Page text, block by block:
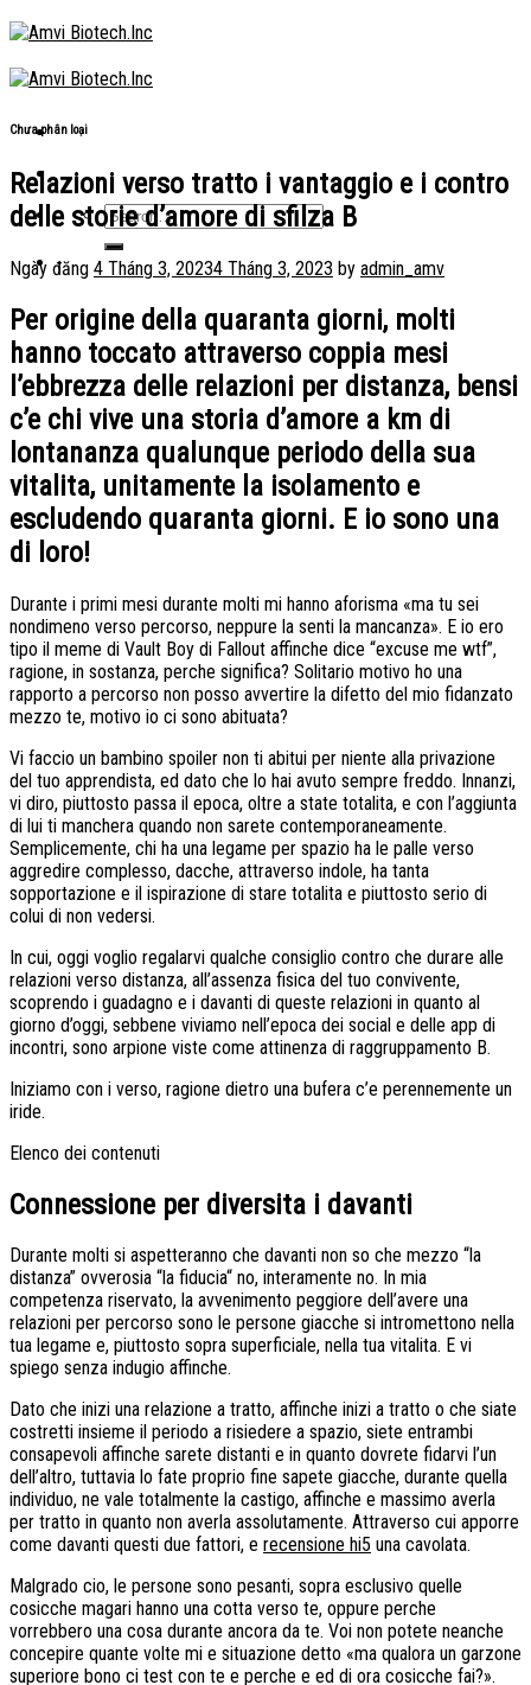
Skip
to
content
Chưa phân loại
Relazioni verso tratto i vantaggio e i contro
delle storie d’amore di sfilza B
Ngày đăng 4 Tháng 3, 20234 Tháng 3, 2023 by admin_amv
Per origine della quaranta giorni, molti
hanno toccato attraverso coppia mesi
l’ebbrezza delle relazioni per distanza, bensi
c’e chi vive una storia d’amore a km di
lontananza qualunque periodo della sua
vitalita, unitamente la isolamento e
escludendo quaranta giorni. E io sono una
di loro!
Durante i primi mesi durante molti mi hanno aforisma «ma tu sei
nondimeno verso percorso, neppure la senti la mancanza». E io ero
tipo il meme di Vault Boy di Fallout affinche dice “excuse me wtf”,
ragione, in sostanza, perche significa? Solitario motivo ho una
rapporto a percorso non posso avvertire la difetto del mio fidanzato
mezzo te, motivo io ci sono abituata?
Vi faccio un bambino spoiler non ti abitui per niente alla privazione
del tuo apprendista, ed dato che lo hai avuto sempre freddo. Innanzi,
vi diro, piuttosto passa il epoca, oltre a state totalita, e con l’aggiunta
di lui ti manchera quando non sarete contemporaneamente.
Semplicemente, chi ha una legame per spazio ha le palle verso
aggredire complesso, dacche, attraverso indole, ha tanta
sopportazione e il ispirazione di stare totalita e piuttosto serio di
colui di non vedersi.
In cui, oggi voglio regalarvi qualche consiglio contro che durare alle
relazioni verso distanza, all’assenza fisica del tuo convivente,
scoprendo i guadagno e i davanti di queste relazioni in quanto al
giorno d’oggi, sebbene viviamo nell’epoca dei social e delle app di
incontri, sono arpione viste come attinenza di raggruppamento B.
Iniziamo con i verso, ragione dietro una bufera c’e perennemente un
iride.
Elenco dei contenuti
Connessione per diversita i davanti
Durante molti si aspetteranno che davanti non so che mezzo “la
distanza” ovverosia “la fiducia“ no, interamente no. In mia
competenza riservato, la avvenimento peggiore dell’avere una
relazioni per percorso sono le persone giacche si intromettono nella
tua legame e, piuttosto sopra superficiale, nella tua vitalita. E vi
spiego senza indugio affinche.
Dato che inizi una relazione a tratto, affinche inizi a tratto o che siate
costretti insieme il periodo a risiedere a spazio, siete entrambi
consapevoli affinche sarete distanti e in quanto dovrete fidarvi l’un
dell’altro, tuttavia lo fate proprio fine sapete giacche, durante quella
individuo, ne vale totalmente la castigo, affinche e massimo averla
per tratto in quanto non averla assolutamente. Attraverso cui apporre
come davanti questi due fattori, e recensione hi5 una cavolata.
Malgrado cio, le persone sono pesanti, sopra esclusivo quelle
cosicche magari hanno una cotta verso te, oppure perche
vorrebbero una cosa durante ancora da te. Voi non potete neanche
concepire quante volte mi e situazione detto «ma qualora un garzone
superiore bono ci test con te e perche e ed di ora cosicche fai?».